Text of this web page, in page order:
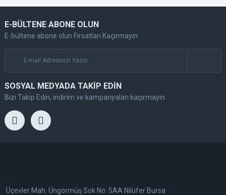
E-BÜLTENE ABONE OLUN
E-bültene abone olun Fırsatları Kaçırmayın
SOSYAL MEDYADA TAKİP EDİN
Bizi Takip Edin, indirim ve kampanyaları kaçırmayın
Üçevler Mah. Üngörmüş Sok No: 5AA Nilüfer Bursa